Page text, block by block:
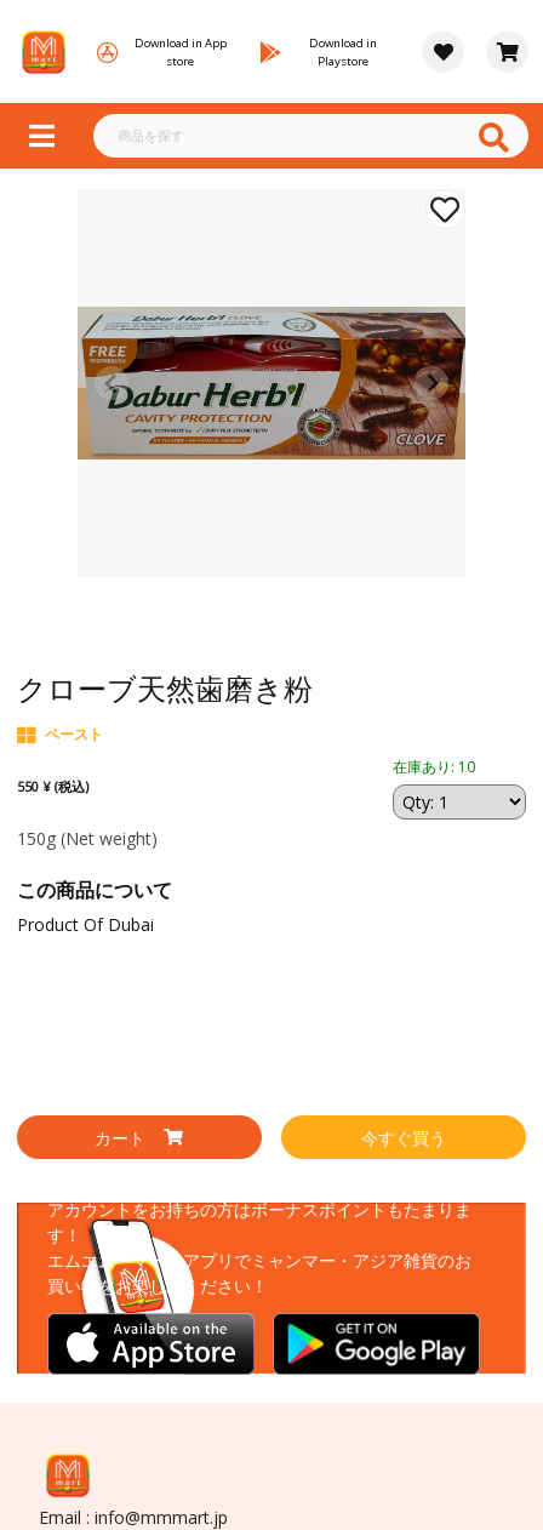
Download in App
store
Download in
Playstore
クローブ天然歯磨き粉
ペースト
550 ¥ (税込)
在庫あり: 10
150g (Net weight)
この商品について
Product Of Dubai
カート 今すぐ買う
アカウントをお持ちの方はボーナスポイントもたまりま
す！
エムエムーマートアプリでミャンマー・アジア雑貨のお
買い物をお楽しみください！
Email : info@mmmart.jp